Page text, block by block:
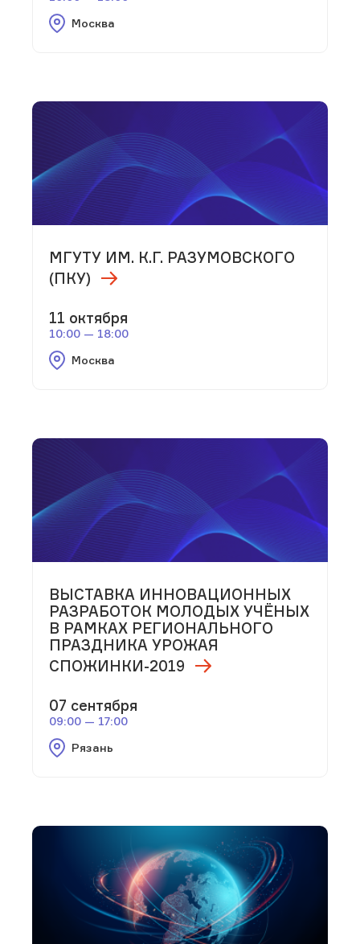
Москва
МГУТУ ИМ. К.Г. РАЗУМОВСКОГО
(ПКУ)
11 октября
10:00 — 18:00
Москва
ВЫСТАВКА ИННОВАЦИОННЫХ
РАЗРАБОТОК МОЛОДЫХ УЧЁНЫХ
В РАМКАХ РЕГИОНАЛЬНОГО
ПРАЗДНИКА УРОЖАЯ
СПОЖИНКИ-2019
07 сентября
09:00 — 17:00
Рязань